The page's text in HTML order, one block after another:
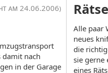
Alle paar
neues
die
sie gerne
eines
am 24.06.2006)
damit nach
in der Garage